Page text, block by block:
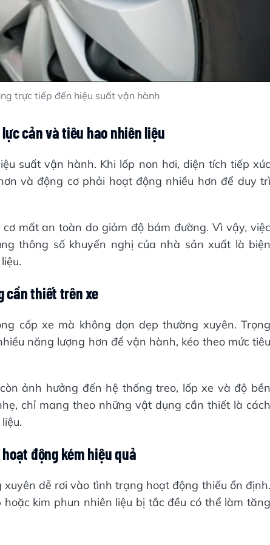
trực tiếp đến hiệu suất vận hành
cản và tiêu hao nhiên liệu
suất vận hành. Khi lốp non hơi, diện tích tiếp xúc
và động cơ phải hoạt động nhiều hơn để duy trì
mất an toàn do giảm độ bám đường. Vì vậy, việc
thông số khuyến nghị của nhà sản xuất là biện
cần thiết trên xe
cốp xe mà không dọn dẹp thường xuyên. Trọng
năng lượng hơn để vận hành, kéo theo mức tiêu
ảnh hưởng đến hệ thống treo, lốp xe và độ bền
chỉ mang theo những vật dụng cần thiết là cách
động kém hiệu quả
dễ rơi vào tình trạng hoạt động thiếu ổn định.
kim phun nhiên liệu bị tắc đều có thể làm tăng